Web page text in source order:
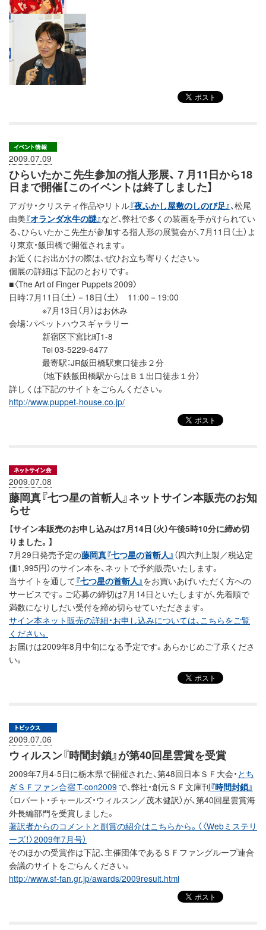
2009.07.09
ひらいたかこ先生参加の指人形展、７月11日から18
日まで開催【このイベントは終了しました】
アガサ・クリスティ作品やリトル『夜ふかし屋敷のしのび足』、松尾
由美『オランダ水牛の謎』など、弊社で多くの装画を手がけられてい
る、ひらいたかこ先生が参加する指人形の展覧会が、7月11日（土）よ
り東京・飯田橋で開催されます。
お近くにお出かけの際は、ぜひお立ち寄りください。
個展の詳細は下記のとおりです。
■〈The Art of Finger Puppets 2009〉
日時：7月11日（土）－18日（土） 11:00－19:00
※7月13日（月）はお休み
会場：パペットハウスギャラリー
新宿区下宮比町1-8
Tel 03-5229-6477
最寄駅：JR飯田橋駅東口徒歩２分
（地下鉄飯田橋駅からはＢ１出口徒歩１分）
詳しくは下記のサイトをごらんください。
http://www.puppet-house.co.jp/
2009.07.08
藤岡真『七つ星の首斬人』ネットサイン本販売のお知
らせ
【サイン本販売のお申し込みは7月14日（火）午後5時10分に締め切
りました。】
7月29日発売予定の藤岡真『七つ星の首斬人』 （四六判上製／税込定
価1,995円）のサイン本を、ネットで予約販売いたします。
当サイトを通して『七つ星の首斬人』をお買いあげいただく方への
サービスです。ご応募の締切は7月14日といたしますが、先着順で
満数になりしだい受付を締め切らせていただきます。
サイン本ネット販売の詳細・お申し込みについては、こちらをご覧
ください。
お届けは2009年8月中旬になる予定です。あらかじめご了承くださ
い。
2009.07.06
ウィルスン『時間封鎖』が第40回星雲賞を受賞
2009年7月4-5日に栃木県で開催された、第48回日本ＳＦ大会・ とち
ぎＳＦファン合宿 T-con2009 で、弊社・創元ＳＦ文庫刊『時間封鎖』
（ロバート・チャールズ・ウィルスン／茂木健訳）が、第40回星雲賞海
外長編部門を受賞しました。
著訳者からのコメントと副賞の紹介はこちらから。（〈Webミステリ
ーズ！〉2009年7月号）
そのほかの受賞作は下記、主催団体であるＳＦファングループ連合
会議のサイトをごらんください。
http://www.sf-fan.gr.jp/awards/2009result.html